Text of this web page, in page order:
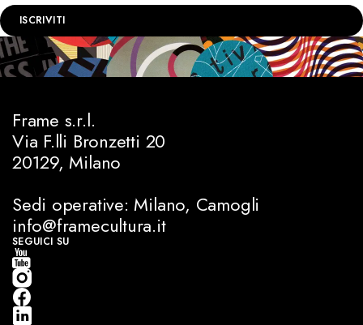
ISCRIVITI
Frame s.r.l.
Via F.lli Bronzetti 20
20129, Milano
Sedi operative: Milano, Camogli
info@framecultura.it
SEGUICI SU